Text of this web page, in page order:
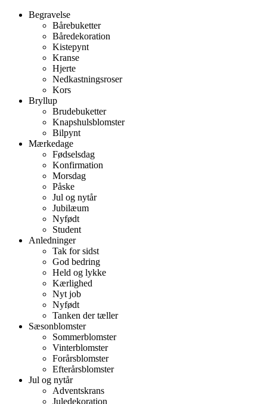
Begravelse
Bårebuketter
Båredekoration
Kistepynt
Kranse
Hjerte
Nedkastningsroser
Kors
Bryllup
Brudebuketter
Knapshulsblomster
Bilpynt
Mærkedage
Fødselsdag
Konfirmation
Morsdag
Påske
Jul og nytår
Jubilæum
Nyfødt
Student
Anledninger
Tak for sidst
God bedring
Held og lykke
Kærlighed
Nyt job
Nyfødt
Tanken der tæller
Sæsonblomster
Sommerblomster
Vinterblomster
Forårsblomster
Efterårsblomster
Jul og nytår
Adventskrans
Juledekoration